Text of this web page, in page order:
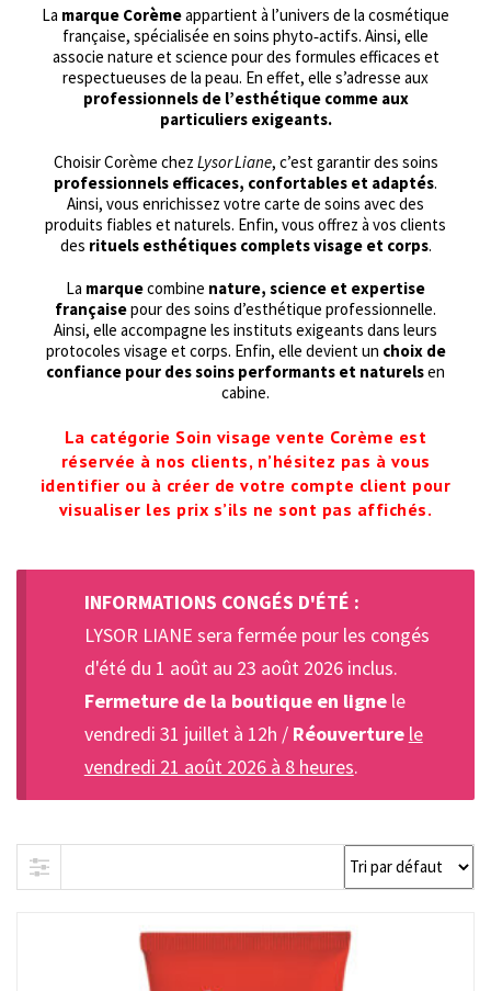
La marque Corèmeappartient à l’univers de la cosmétique
française, spécialisée en soins phyto‑actifs. Ainsi, elle
associe nature et science pour des formules efficaces et
respectueuses de la peau. En effet, elle s’adresse aux
professionnels de l’esthétique comme aux
particuliers exigeants.
Choisir Corème chez Lysor Liane, c’est garantir des soins
professionnels efficaces, confortables et adaptés.
Ainsi, vous enrichissez votre carte de soins avec des
produits fiables et naturels. Enfin, vous offrez à vos clients
des rituels esthétiques complets visage et corps.
La marquecombine nature, science et expertise
françaisepour des soins d’esthétique professionnelle.
Ainsi, elle accompagne les instituts exigeants dans leurs
protocoles visage et corps. Enfin, elle devient un choix de
confiance pour des soins performants et naturelsen
cabine.
La catégorie Soin visage vente Corème est
réservée à nos clients, n’hésitez pas à vous
identifier ou à créer de votre compte client pour
visualiser les prix s’ils ne sont pas affichés.
INFORMATIONS CONGÉS D'ÉTÉ :
LYSOR LIANE sera fermée pour les congés
d'été du 1 août au 23 août 2026 inclus.
Fermeture de la boutique en lignele
vendredi 31 juillet à 12h / Réouverture le
vendredi 21 août 2026 à 8 heures.